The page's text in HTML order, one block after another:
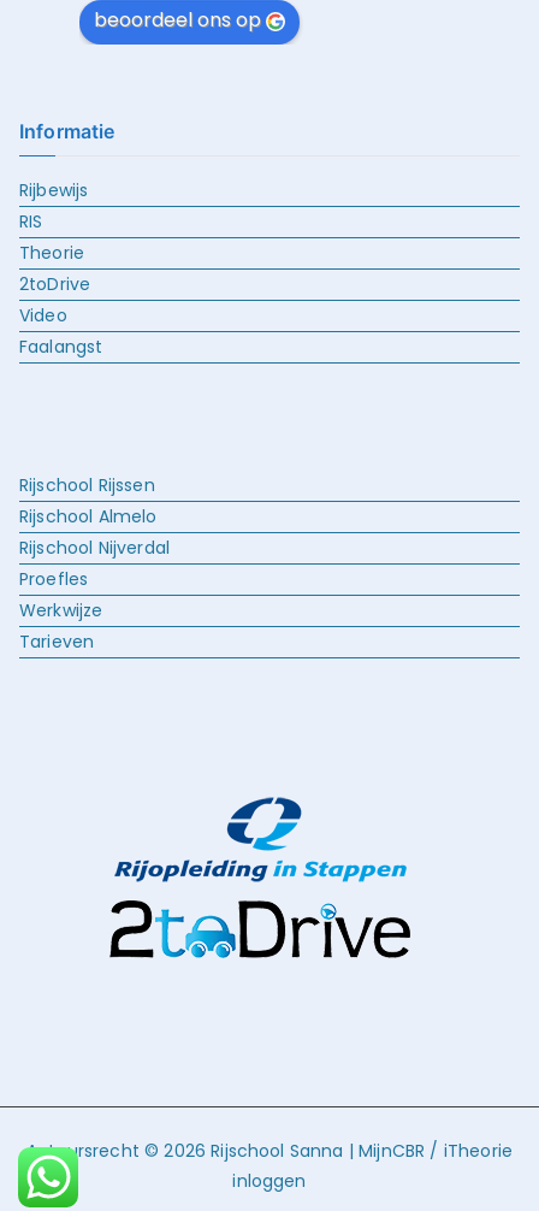
beoordeel ons op
Informatie
Rijbewijs
RIS
Theorie
2toDrive
Video
Faalangst
Rijschool Rijssen
Rijschool Almelo
Rijschool Nijverdal
Proefles
Werkwijze
Tarieven
Auteursrecht © 2026Rijschool Sanna |MijnCBR / iTheorie
inloggen